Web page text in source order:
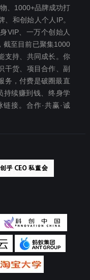
、1000+品牌成功打
和创始人个人IP。
VIP、一万个创始人
截至目前已聚集1000
支持、共同成长。你
干货、项目合作、副
务，付费是破圈最‬直
持续赚到钱、终身学
接。合作·共赢·诚